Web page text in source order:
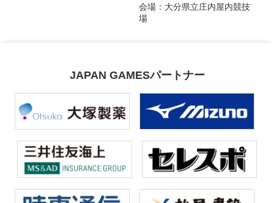
会場：大分県立庄内屋内競技
場
JAPAN GAMESパートナー